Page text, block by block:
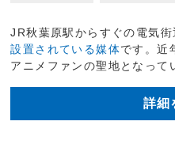
JR秋葉原駅からすぐの電気街
設置されている媒体です。近
アニメファンの聖地となって
詳細